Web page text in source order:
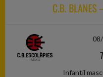
C.B. BLANES
Infantil